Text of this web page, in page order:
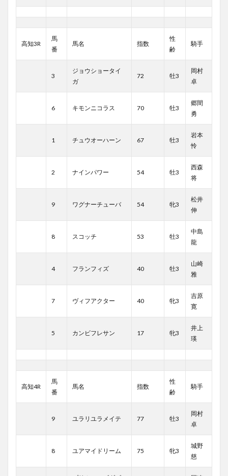
高知3R
馬
番
馬名 指数
性
齢
騎手
3
ジョウショータイ
ガ
72 牡3
岡村
卓
6 キモンニコラス 70 牡3
郷間
勇
1 チュウオーハーン 67 牡3
岩本
怜
2 ナインパワー 54 牡3
西森
将
9 ワグナーチューバ 54 牝3
松井
伸
8 スコッチ 53 牡3
中島
龍
4 フランフィズ 40 牡3
山崎
雅
7 ヴィフアクター 40 牝3
吉原
寛
5 カンビフレサン 17 牝3
井上
瑛
高知4R
馬
番
馬名 指数
性
齢
騎手
9 ユラリユラメイテ 77 牡3
岡村
卓
8 ユアマイドリーム 75 牝3
城野
慈